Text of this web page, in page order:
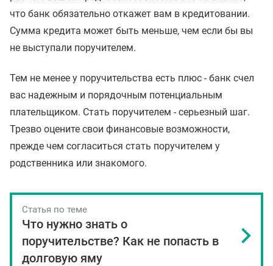
что банк обязательно откажет вам в кредитовании.
Сумма кредита может быть меньше, чем если бы вы
не выступали поручителем.
Тем не менее у поручительства есть плюс - банк счел
вас надежным и порядочным потенциальным
плательщиком. Стать поручителем - серьезный шаг.
Трезво оцените свои финансовые возможности,
прежде чем согласиться стать поручителем у
родственника или знакомого.
Статья по теме
Что нужно знать о
поручительстве? Как не попасть в
долговую яму